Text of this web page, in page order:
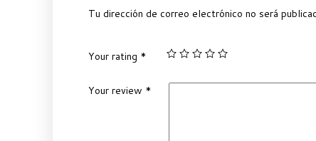
Tu dirección de correo electrónico no será
Your rating *
Your review *